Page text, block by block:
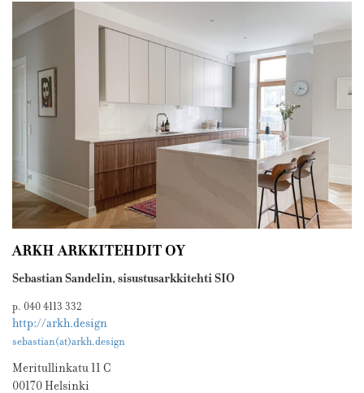
ARKH ARKKITEHDIT OY
Sebastian Sandelin, sisustusarkkitehti SIO
p. 040 4113 332
http://arkh.design
sebastian(at)arkh.design
Meritullinkatu 11 C
00170 Helsinki